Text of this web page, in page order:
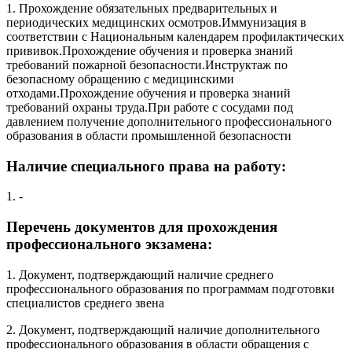
1. Прохождение обязательных предварительных и
периодических медицинских осмотров.Иммунизация в
соответствии с Национальным календарем профилактических
прививок.Прохождение обучения и проверка знаний
требований пожарной безопасности.Инструктаж по
безопасному обращению с медицинскими
отходами.Прохождение обучения и проверка знаний
требований охраны труда.При работе с сосудами под
давлением получение дополнительного профессионального
образования в области промышленной безопасности
Наличие специального права на работу:
1. -
Перечень документов для прохождения
профессионального экзамена:
1. Документ, подтверждающий наличие среднего
профессионального образования по программам подготовки
специалистов среднего звена
2. Документ, подтверждающий наличие дополнительного
профессионального образования в области обращения с